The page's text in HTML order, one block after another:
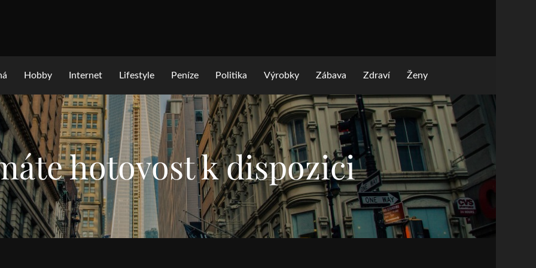
Hobby Internet Lifestyle Peníze Politika Výrobky Zábava Zdraví Ženy
hotovost k dispozici